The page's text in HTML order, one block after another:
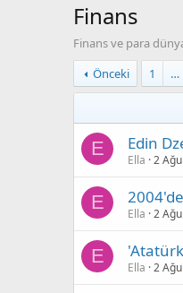
Finans
Finans ve para
Önceki
1 …
E Edin
Ella 2
E
Ella 2
E
Ella 2